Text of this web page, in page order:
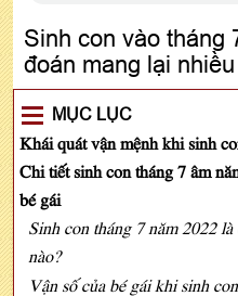
Sinh con vào tháng
đoán mang lại
MỤC LỤC
Khái quát vận mệnh khi sinh
Chi tiết sinh con tháng 7 âm
bé gái
Sinh con tháng 7 năm 2022
nào?
Vận số của bé gái khi sinh